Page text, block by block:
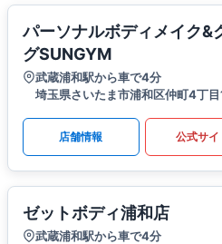
パーソナルボディメイク&
グSUNGYM
武蔵浦和駅から車で4分
埼玉県さいたま市浦和区仲町4丁目
店舗情報 公式サイ
ゼットボディ浦和店
武蔵浦和駅から車で4分